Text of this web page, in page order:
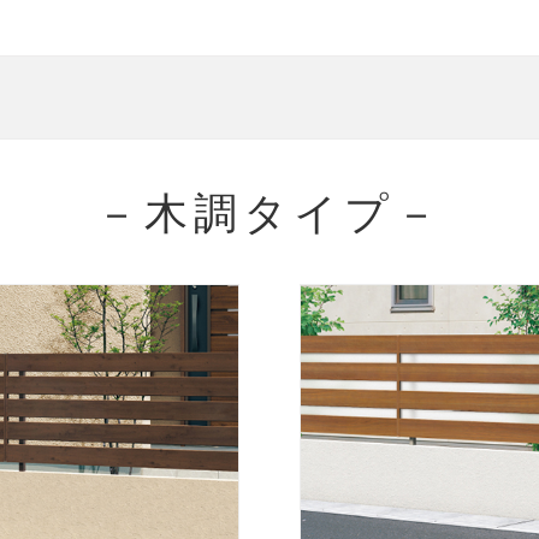
－木調タイプ－